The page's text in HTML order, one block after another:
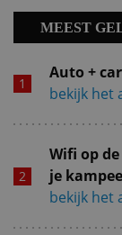
MEEST
Auto +
bekijk het
Wifi op
je
bekijk het